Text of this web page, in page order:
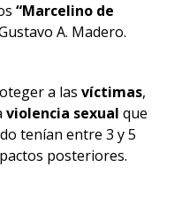
“Marcelino de
A. Madero.
a las víctimas,
violencia sexual que
tenían entre 3 y 5
posteriores.